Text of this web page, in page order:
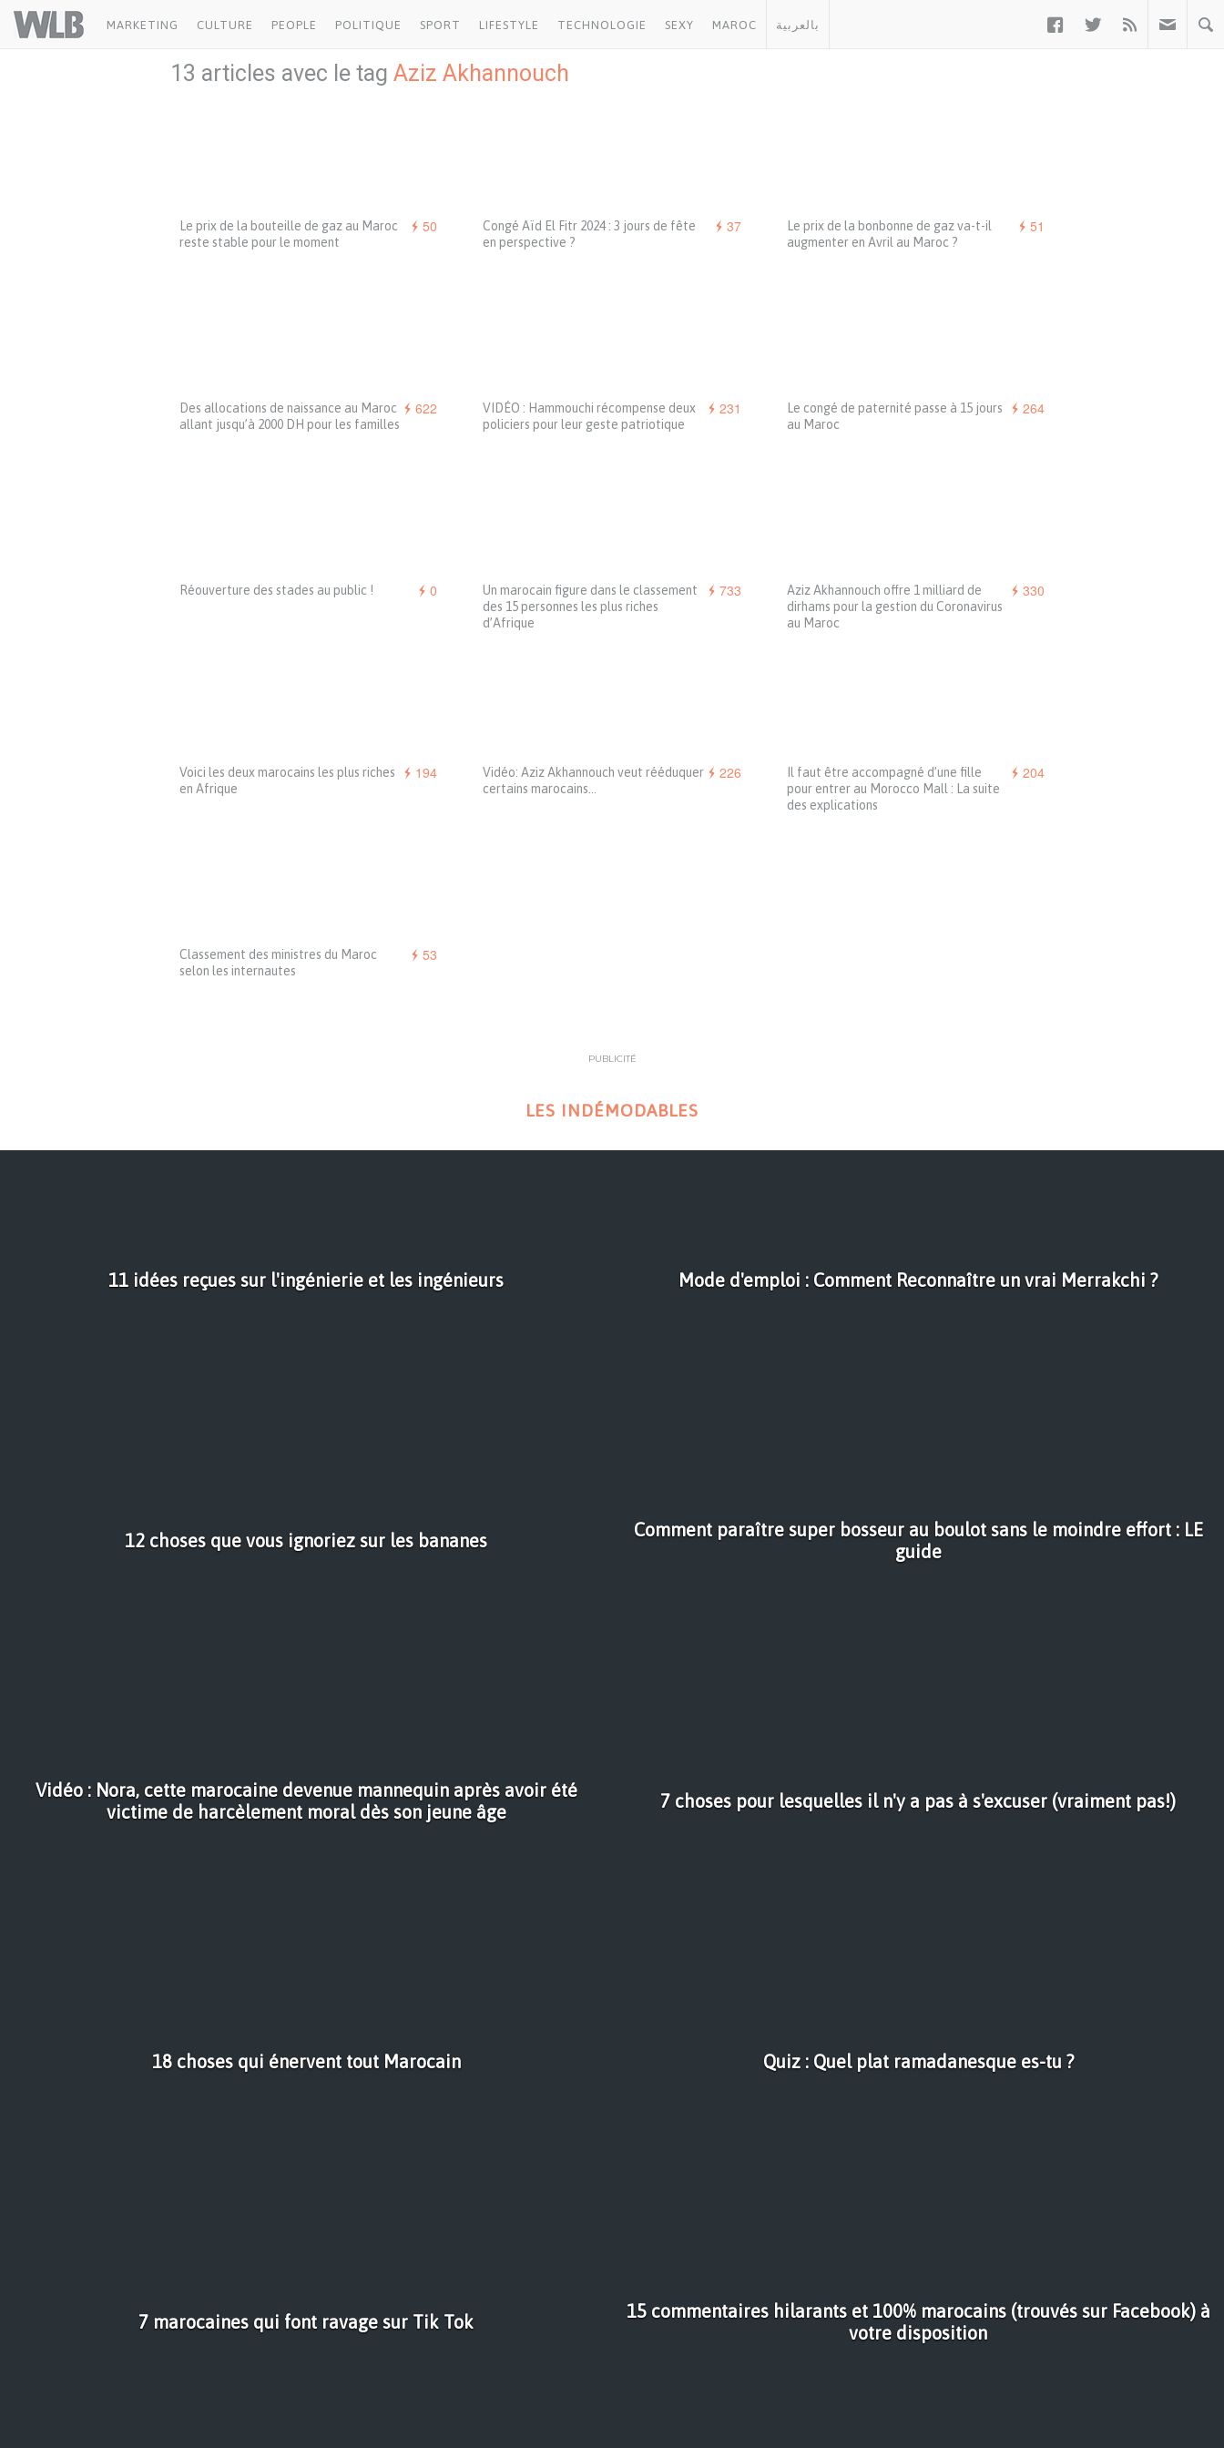
Welovebuzz
MARKETING CULTURE PEOPLE POLITIQUE SPORT LIFESTYLE TECHNOLOGIE SEXY MAROC بالعربية   
13 articles avec le tag Aziz Akhannouch
50
Le prix de la bouteille de gaz au Maroc
reste stable pour le moment
37
Congé Aïd El Fitr 2024 : 3 jours de fête
en perspective ?
51
Le prix de la bonbonne de gaz va-t-il
augmenter en Avril au Maroc ?
622
Des allocations de naissance au Maroc
allant jusqu’à 2000 DH pour les familles
231
VIDÉO : Hammouchi récompense deux
policiers pour leur geste patriotique
264
Le congé de paternité passe à 15 jours
au Maroc
0
Réouverture des stades au public ! 733
Un marocain figure dans le classement
des 15 personnes les plus riches
d’Afrique
330
Aziz Akhannouch offre 1 milliard de
dirhams pour la gestion du Coronavirus
au Maroc
194
Voici les deux marocains les plus riches
en Afrique
226
Vidéo: Aziz Akhannouch veut rééduquer
certains marocains…
204
Il faut être accompagné d’une fille
pour entrer au Morocco Mall : La suite
des explications
53
Classement des ministres du Maroc
selon les internautes
PUBLICITÉ
LES INDÉMODABLES
11 idées reçues sur l'ingénierie et les ingénieurs Mode d'emploi : Comment Reconnaître un vrai Merrakchi ?
12 choses que vous ignoriez sur les bananes
Comment paraître super bosseur au boulot sans le moindre effort : LE
guide
Vidéo : Nora, cette marocaine devenue mannequin après avoir été
victime de harcèlement moral dès son jeune âge
7 choses pour lesquelles il n'y a pas à s'excuser (vraiment pas!)
18 choses qui énervent tout Marocain Quiz : Quel plat ramadanesque es-tu ?
7 marocaines qui font ravage sur Tik Tok
15 commentaires hilarants et 100% marocains (trouvés sur Facebook) à
votre disposition